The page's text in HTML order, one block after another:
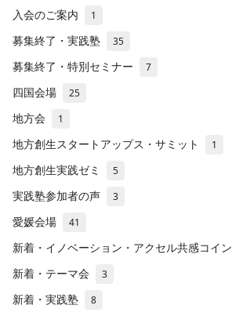
入会のご案内 1
募集終了・実践塾 35
募集終了・特別セミナー 7
四国会場 25
地方会 1
地方創生スタートアップス・サミット 1
地方創生実践ゼミ 5
実践塾参加者の声 3
愛媛会場 41
新着・イノベーション・アクセル共感コイン
新着・テーマ会 3
新着・実践塾 8